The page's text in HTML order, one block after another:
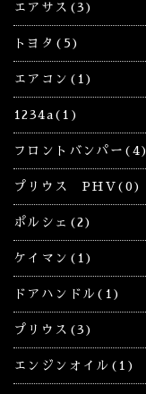
エアサス(3)
トヨタ(5)
エアコン(1)
1234a(1)
フロントバンパー(4)
プリウス PHV(0)
ポルシェ(2)
ケイマン(1)
ドアハンドル(1)
プリウス(3)
エンジンオイル(1)